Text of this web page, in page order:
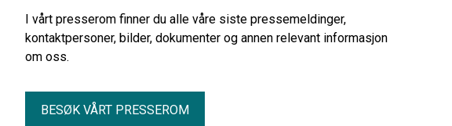
I vårt presserom finner du alle våre siste pressemeldinger,
kontaktpersoner, bilder, dokumenter og annen relevant informasjon
om oss.
BESØK VÅRT PRESSEROM